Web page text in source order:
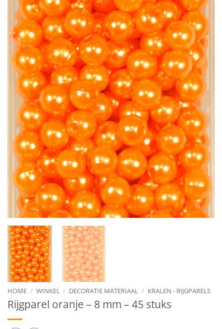
HOME / WINKEL / DECORATIE MATERIAAL / KRALEN - RIJGPARELS
Rijgparel oranje – 8 mm – 45 stuks